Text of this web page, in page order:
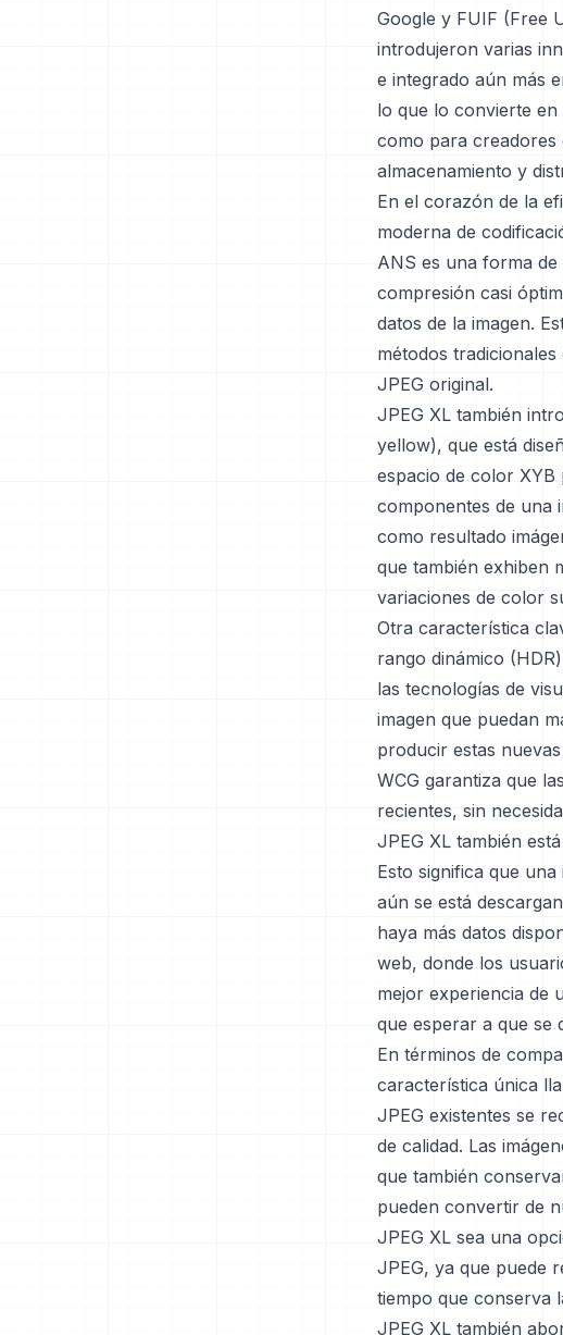
Google y FUIF (Free
introdujeron varias
e integrado aún más
lo que lo convierte
como para creadores
almacenamiento y
En el corazón de la
moderna de
ANS es una forma
compresión casi
datos de la imagen.
métodos
JPEG original.
JPEG XL también
yellow), que está
espacio de color
componentes de una
como resultado
que también exhiben
variaciones de color
Otra característica
rango dinámico
las tecnologías de
imagen que puedan
producir estas
WCG garantiza que
recientes, sin
JPEG XL también
Esto significa que
aún se está
haya más datos
web, donde los
mejor experiencia de
que esperar a que se
En términos de
característica única
JPEG existentes se
de calidad. Las
que también
pueden convertir de
JPEG XL sea una
JPEG, ya que puede
tiempo que conserva
JPEG XL también